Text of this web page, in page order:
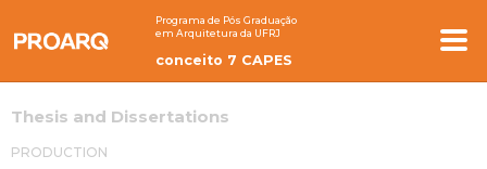
Programa de Pós Graduação
em Arquitetura da UFRJ
conceito 7 CAPES
Thesis and Dissertations
PRODUCTION